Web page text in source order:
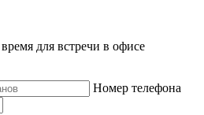
для встречи в офисе
Номер телефона